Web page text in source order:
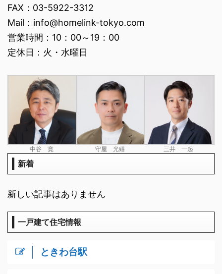
FAX：03-5922-3312
Mail：info@homelink-tokyo.com
営業時間：10：00～19：00
定休日：火・水曜日
中谷 寛 守屋 光繕 三井 一起
新着
新しい記事はありません
一戸建て住宅情報
ときわ台駅